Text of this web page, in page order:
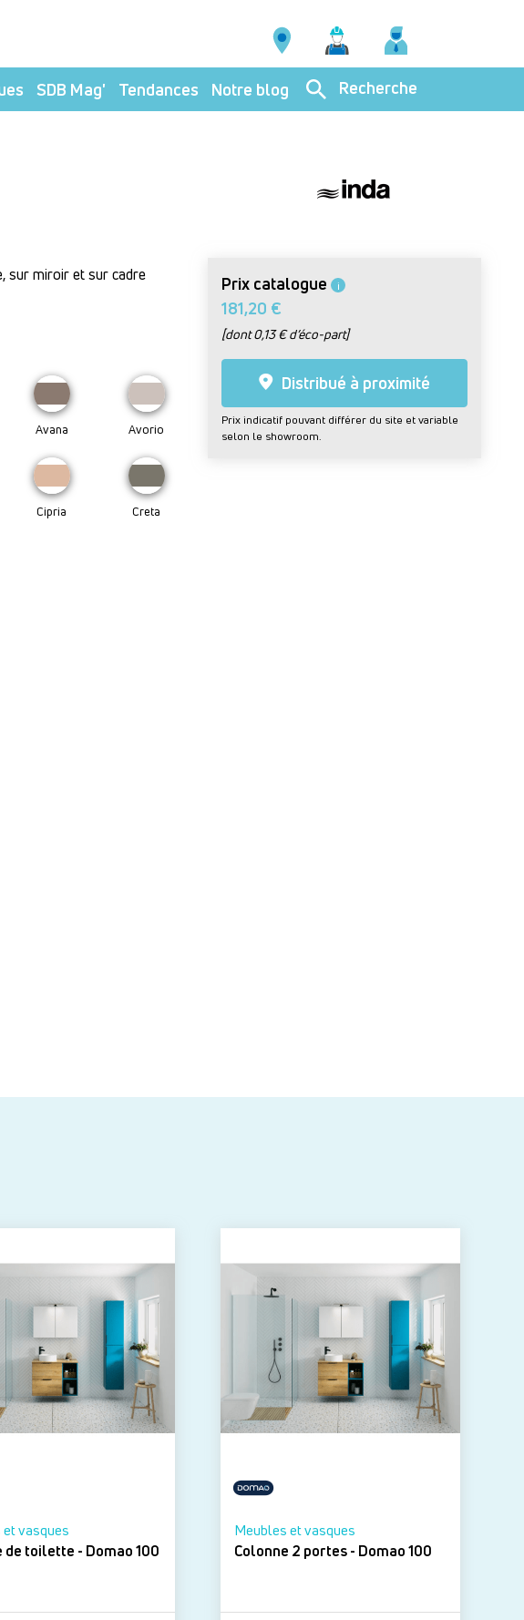
SDB Mag' Tendances Notre blog Recherche
sur miroir et sur cadre
Avana Avorio
Cipria Creta
Prix catalogue i
181,20 €
[dont 0,13 € d’éco-part]
Distribué à proximité
Prix indicatif pouvant différer du site et variable
selon le showroom.
vasques
Armoire de toilette - Domao 100
Meubles et vasques
Colonne 2 portes - Domao 100